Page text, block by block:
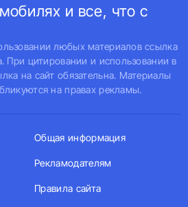
и все, что с
любых материалов ссылка
При цитировании и использовании в
на сайт обязательна. Материалы
на правах рекламы.
Общая информация
Рекламодателям
Правила сайта